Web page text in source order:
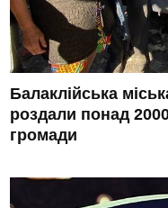
Балаклійська
роздали понад
громади